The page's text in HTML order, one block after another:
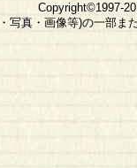
Copyright©1997-
写真・画像等)の一部ま